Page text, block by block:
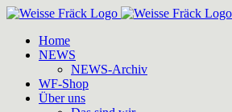
Zum
springenHome
NEWS
NEWS-Archiv
WF-Shop
Über uns